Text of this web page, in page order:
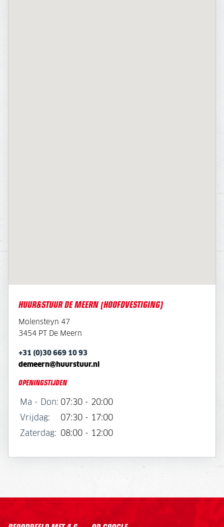
HUUR&STUUR DE MEERN (HOOFDVESTIGING)
Molensteyn 47
3454 PT De Meern
+31 (0)30 669 10 93
demeern@huurstuur.nl
OPENINGSTIJDEN
Ma - Don: 07:30 - 20:00
Vrijdag:
07:30 - 17:00
Zaterdag:
08:00 - 12:00